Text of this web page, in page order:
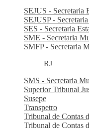
SEJUS - Secretaria
SEJUSP -
SES - Secretaria
SME - Secretaria
SMFP - Secretaria
RJ
SMS - Secretaria
Superior Tribunal
Susepe
Transpetro
Tribunal de Contas
Tribunal de Contas